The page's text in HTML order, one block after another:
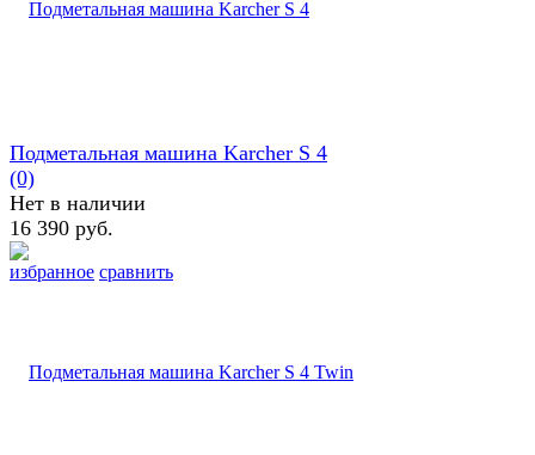
избранное сравнить
Подметальная машина Karcher S 4
(0)
Нет в наличии
16 390 руб.